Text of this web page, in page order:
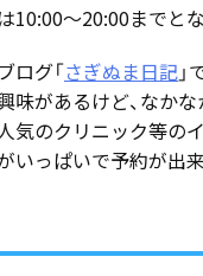
〜20:00までとな
ログ「さぎぬま日記
があるけど、なか
気のクリニック等の
いっぱいで予約が出